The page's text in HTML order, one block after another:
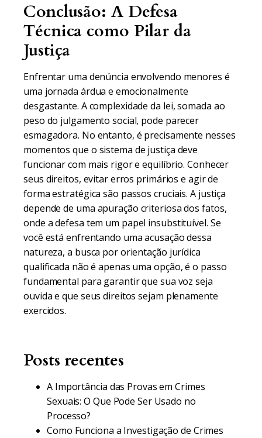
Conclusão: A Defesa
Técnica como Pilar da
Justiça
Enfrentar uma denúncia envolvendo menores é
uma jornada árdua e emocionalmente
desgastante. A complexidade da lei, somada ao
peso do julgamento social, pode parecer
esmagadora. No entanto, é precisamente nesses
momentos que o sistema de justiça deve
funcionar com mais rigor e equilíbrio. Conhecer
seus direitos, evitar erros primários e agir de
forma estratégica são passos cruciais. A justiça
depende de uma apuração criteriosa dos fatos,
onde a defesa tem um papel insubstituível. Se
você está enfrentando uma acusação dessa
natureza, a busca por orientação jurídica
qualificada não é apenas uma opção, é o passo
fundamental para garantir que sua voz seja
ouvida e que seus direitos sejam plenamente
exercidos.
Posts recentes
A Importância das Provas em Crimes
Sexuais: O Que Pode Ser Usado no
Processo?
Como Funciona a Investigação de Crimes